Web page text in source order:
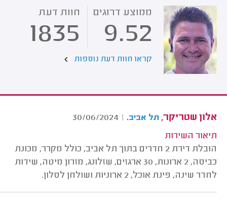
ממוצע דרוגים
9.52
חוות דעת
1835
קראו חוות דעת נוספות
אלון שטריקר, תל אביב.
|
30/06/2024
תיאור השירות
הובלת דירת 2 חדרים בתוך תל אביב, כולל מקרר, מכונת
כביסה, 2 ארונות, 30 ארגזים, שזלונג, מזרון מיטה, שידות
לחדר שינה, פינת אוכל, 2 ארוניות ושולחן לסלון.